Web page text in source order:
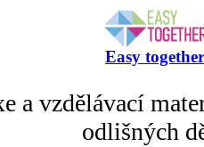
Easy together
a vzdělávací
odlišných